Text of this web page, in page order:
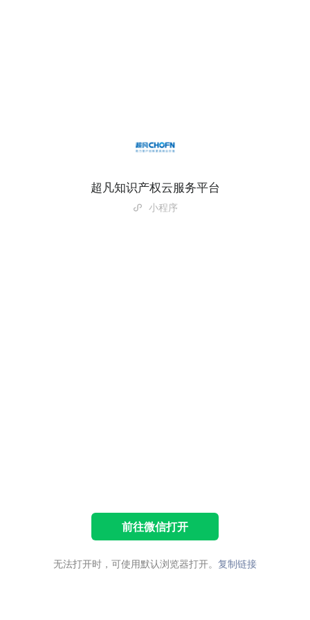
超凡知识产权云服务平台
小程序
前往微信打开
无法打开时，可使用默认浏览器打开。 复制链接